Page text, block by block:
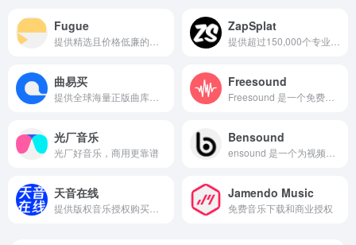
Fugue ZapSplat
曲易买 Freesound
光厂音乐
光厂好音乐，商用更靠谱
Bensound
天音在线 Jamendo Music
免费音乐下载和商业授权